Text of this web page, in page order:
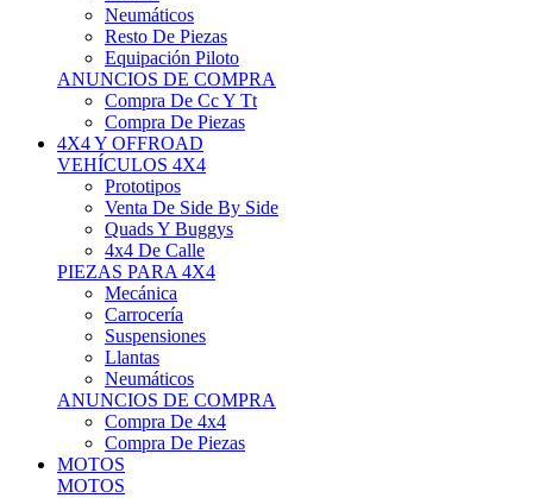
Resto De Piezas
Equipación Piloto
ANUNCIOS DE COMPRA
Compra De Cc Y Tt
Compra De Piezas
4X4 Y OFFROAD
VEHÍCULOS 4X4
Prototipos
Venta De Side By Side
Quads Y Buggys
4x4 De Calle
PIEZAS PARA 4X4
Mecánica
Carrocería
Suspensiones
Llantas
Neumáticos
ANUNCIOS DE COMPRA
Compra De 4x4
Compra De Piezas
MOTOS
MOTOS
Motos De Circuito